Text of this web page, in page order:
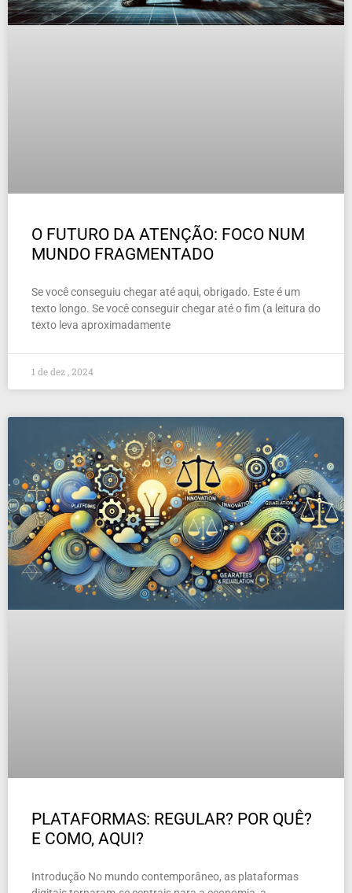
O FUTURO DA ATENÇÃO: FOCO NUM
MUNDO FRAGMENTADO
Se você conseguiu chegar até aqui, obrigado. Este é um
texto longo. Se você conseguir chegar até o fim (a leitura do
texto leva aproximadamente
1 de dez , 2024
PLATAFORMAS: REGULAR? POR QUÊ?
E COMO, AQUI?
Introdução No mundo contemporâneo, as plataformas